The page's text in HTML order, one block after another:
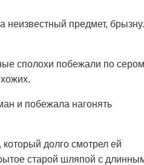
неизвестный предмет,
сполохи побежали по
и побежала нагонять
долго смотрел ей
старой шляпой с